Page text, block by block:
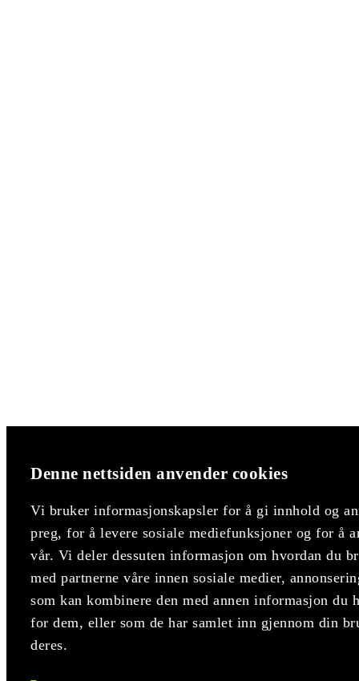
Denne nettsiden anvender cookies
Vi bruker informasjonskapsler for å gi innhold og
preg, for å levere sosiale mediefunksjoner og for å
vår. Vi deler dessuten informasjon om hvordan du
med partnerne våre innen sosiale medier,
som kan kombinere den med annen informasjon
for dem, eller som de har samlet inn gjennom din
deres.